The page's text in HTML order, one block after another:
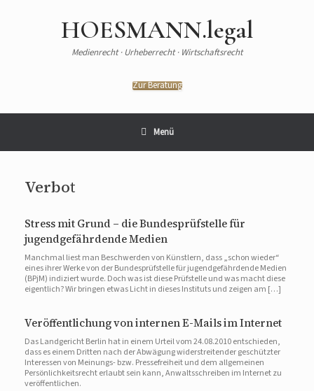
HOESMANN.legal
Medienrecht · Urheberrecht · Wirtschaftsrecht
Zur Beratung
Menü
Verbot
Stress mit Grund – die Bundesprüfstelle für
jugendgefährdende Medien
Manchmal liest man Beschwerden von Künstlern, dass „schon wieder“
eines ihrer Werke von der Bundesprüfstelle für jugendgefährdende Medien
(BPjM) indiziert wurde. Doch was ist diese Prüfstelle und was macht diese
eigentlich? Wir bringen etwas Licht in dieses Instituts und zeigen am […]
Veröffentlichung von internen E-Mails im Internet
Das Landgericht Berlin hat in einem Urteil vom 24.08.2010 entschieden,
dass es einem Dritten nach der Abwägung widerstreitender geschützter
Interessen von Meinungs- bzw. Pressefreiheit und dem allgemeinen
Persönlichkeitsrecht erlaubt sein kann, Anwaltsschreiben im Internet zu
veröffentlichen.